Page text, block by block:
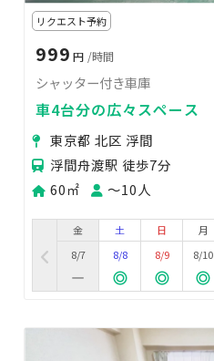
リクエスト予約
999 円 /時間
シャッター付き車庫
車4台分の広々スペース
東京都 北区 浮間
浮間舟渡駅 徒歩7分
60㎡
〜10人
金
8/7
土
8/8
日
8/9
月
8/10